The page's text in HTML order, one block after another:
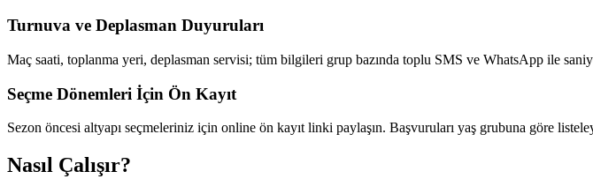
Turnuva ve Deplasman Duyuruları
Maç saati, toplanma yeri, deplasman servisi; tüm bilgileri grup bazında toplu SMS ve WhatsApp ile
Seçme Dönemleri İçin Ön Kayıt
Sezon öncesi altyapı seçmeleriniz için online ön kayıt linki paylaşın. Başvuruları yaş grubuna göre
Nasıl Çalışır?